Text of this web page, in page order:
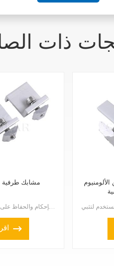
ذات
مشابك طرفية
تُستخدم مشابك تثبيت الألواح الشمسية لتثبيت الألواح الشمسية بإحكام والحفاظ على استقرارها في نهاية الص...